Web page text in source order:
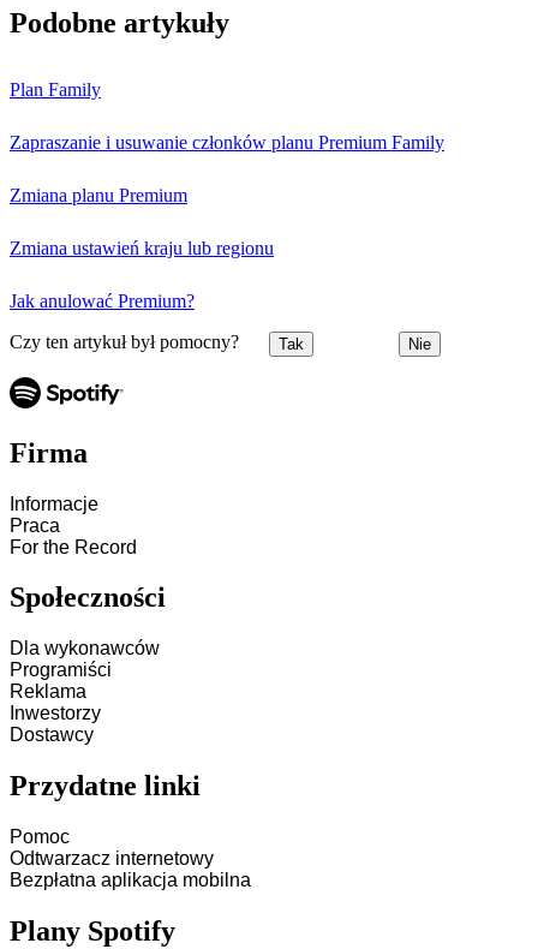
Podobne artykuły
Plan Family
Zapraszanie i usuwanie członków planu Premium Family
Zmiana planu Premium
Zmiana ustawień kraju lub regionu
Jak anulować Premium?
Czy ten artykuł był pomocny? Tak Nie
Firma
Informacje
Praca
For the Record
Społeczności
Dla wykonawców
Programiści
Reklama
Inwestorzy
Dostawcy
Przydatne linki
Pomoc
Odtwarzacz internetowy
Bezpłatna aplikacja mobilna
Plany Spotify